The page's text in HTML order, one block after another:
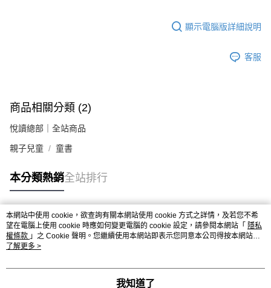
顯示電腦版詳細說明
客服
商品相關分類 (2)
悅讀總部｜全站商品
親子兒童 童書
本分類熱銷全站排行
熱門標籤
本網站中使用 cookie，欲查詢有關本網站使用 cookie 方式之詳情，及若您不希
望在電腦上使用 cookie 時應如何變更電腦的 cookie 設定，請參閱本網站「 隱私
權條款 」之 Cookie 聲明。您繼續使用本網站即表示您同意本公司得按本網站使
用條款之 Cookie 聲明使用 cookie。
了解更多 >
我知道了